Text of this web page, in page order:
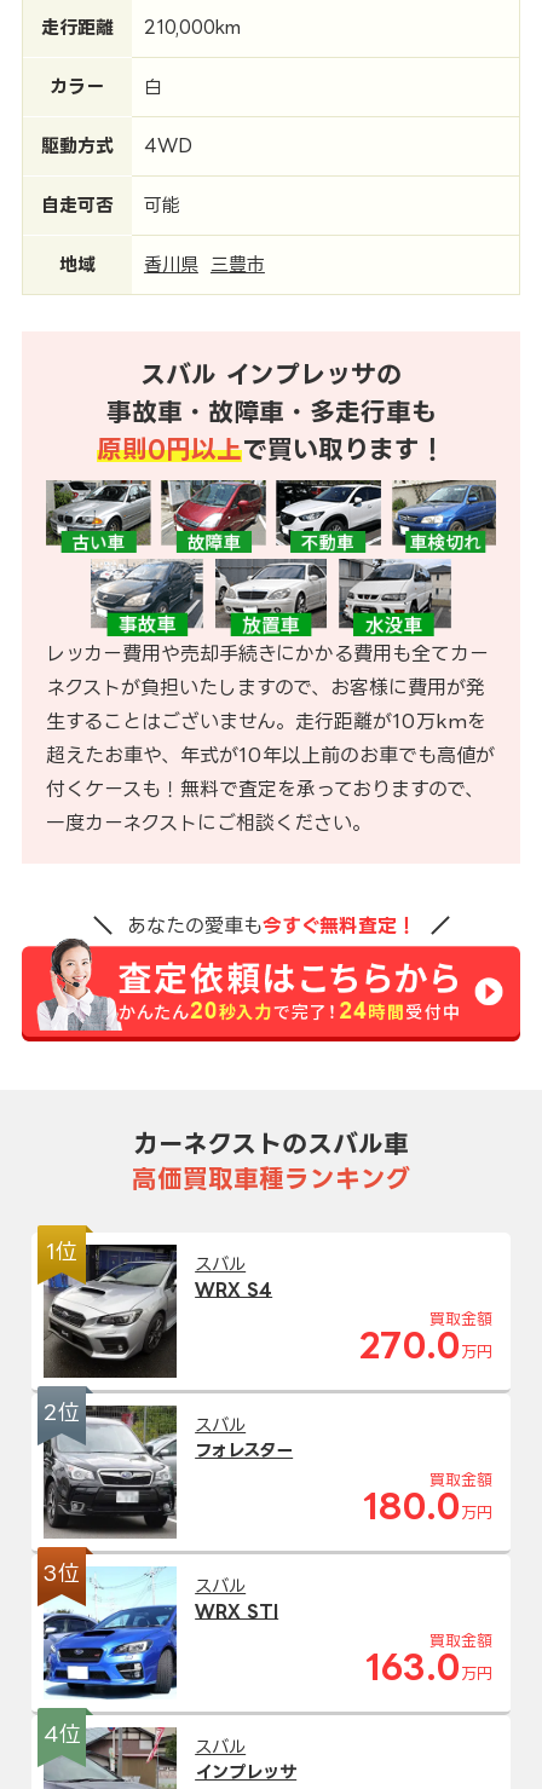
走行距離 210,000km
カラー 白
駆動方式 4WD
自走可否 可能
地域 香川県 三豊市
スバル インプレッサの
事故車・故障車・多走行車も
原則0円以上で買い取ります！
レッカー費用や売却手続きにかかる費用も全てカー
ネクストが負担いたしますので、お客様に費用が発
生することはございません。走行距離が10万kmを
超えたお車や、年式が10年以上前のお車でも高値が
付くケースも！無料で査定を承っておりますので、
一度カーネクストにご相談ください。
あなたの愛車も今すぐ無料査定！
カーネクストのスバル車
高価買取車種ランキング
1位
スバル
WRX S4
買取金額
270.0 万円
2位
スバル
フォレスター
買取金額
180.0 万円
3位
スバル
WRX STI
買取金額
163.0 万円
4位
スバル
インプレッサ